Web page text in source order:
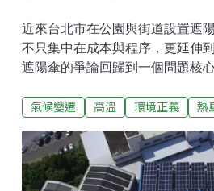
近來台北市在公園與街道設置遮
不只集中在成本與程序，更延伸
遮陽傘的爭論回歸到一個問題核
溫的公共政策上，仍缺乏清楚一
間、行人安全與後續維護來做通
一步推動遮陽與降溫措施，除了
本，更應公布客觀的選址與管理
氣候變遷 高溫 環境正義 熱